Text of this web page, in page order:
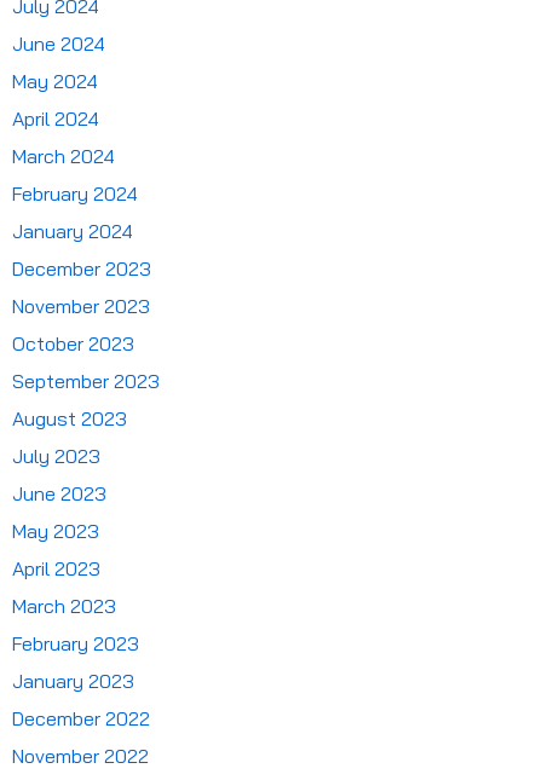
July 2024
June 2024
May 2024
April 2024
March 2024
February 2024
January 2024
December 2023
November 2023
October 2023
September 2023
August 2023
July 2023
June 2023
May 2023
April 2023
March 2023
February 2023
January 2023
December 2022
November 2022